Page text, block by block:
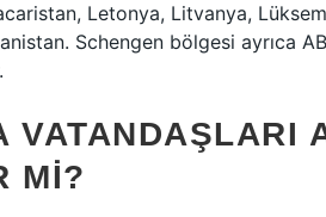
Letonya, Litvanya,
Schengen bölgesi ayrıca
VATANDAŞLARI
MI?